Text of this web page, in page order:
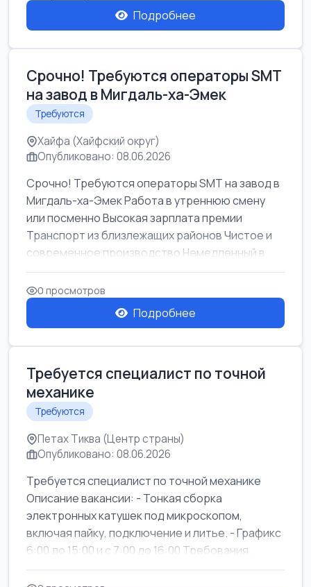
Подробнее
Срочно! Требуются операторы SMT
на завод в Мигдаль-ха-Эмек
Требуются
Хайфа (Хайфский округ)
Опубликовано: 08.06.2026
Срочно! Требуются операторы SMT на завод в
Мигдаль-ха-Эмек Работа в утреннюю смену
или посменно Высокая зарплата премии
Транспорт из близлежащих районов Чистое и
современное производство Немедленный в...
0 просмотров
Подробнее
Требуется специалист по точной
механике
Требуются
Петах Тиква (Центр страны)
Опубликовано: 08.06.2026
Требуется специалист по точной механике
Описание вакансии: - Тонкая сборка
электронных катушек под микроскопом,
включая пайку, подключение и литье. - Графикс
6:00 до 15:00 и с 7:00 до 16:00 Требования...